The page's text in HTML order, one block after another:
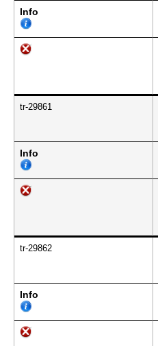
Info
tr-29861
Info
tr-29862
Info